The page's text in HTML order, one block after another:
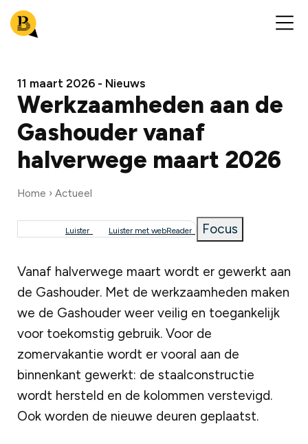
11 maart 2026 - Nieuws
Werkzaamheden aan de
Gashouder vanaf
halverwege maart 2026
Kruimelpad
Home Actueel
Luister Luister met webReader Focus
Vanaf halverwege maart wordt er gewerkt aan
de Gashouder. Met de werkzaamheden maken
we de Gashouder weer veilig en toegankelijk
voor toekomstig gebruik. Voor de
zomervakantie wordt er vooral aan de
binnenkant gewerkt: de staalconstructie
wordt hersteld en de kolommen verstevigd.
Ook worden de nieuwe deuren geplaatst.